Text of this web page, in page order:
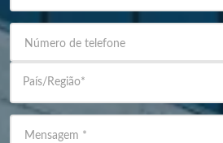
Número de telefone
País/Região*
Mensagem *